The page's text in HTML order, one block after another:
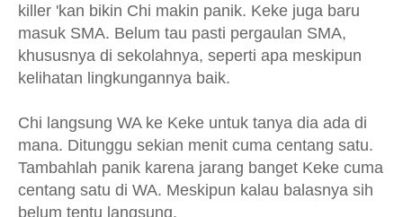
killer 'kan bikin Chi makin panik. Keke juga baru
masuk SMA. Belum tau pasti pergaulan SMA,
khususnya di sekolahnya, seperti apa meskipun
kelihatan lingkungannya baik.
Chi langsung WA ke Keke untuk tanya dia ada di
mana. Ditunggu sekian menit cuma centang satu.
Tambahlah panik karena jarang banget Keke cuma
centang satu di WA. Meskipun kalau balasnya sih
belum tentu langsung.